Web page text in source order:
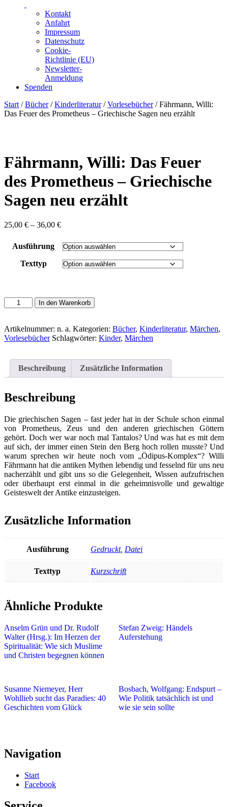
Kontakt
Anfahrt
Impressum
Datenschutz
Cookie-
Richtlinie (EU)
Newsletter-
Anmeldung
Spenden
Skip
to
Start /Bücher/Kinderliteratur/Vorlesebücher/ Fährmann, Willi:
Das Feuer des Prometheus – Griechische Sagen neu erzählt
Fährmann, Willi: Das Feuer
des Prometheus – Griechische
Sagen neu erzählt
25,00 € – 36,00 €Preisspanne:
bis
36,00 €
Ausführung
Texttyp
Fährmann,
Willi:
Feuer
des
Griechische
Sagen
erzählt
Menge
In den Warenkorb
Artikelnummer: n. a. Kategorien: Bücher, Kinderliteratur, Märchen,
Vorlesebücher Schlagwörter: Kinder, Märchen
Beschreibung Zusätzliche Information
Beschreibung
Die griechischen Sagen – fast jeder hat in der Schule schon einmal
von Prometheus, Zeus und den anderen griechischen Göttern
gehört. Doch wer war noch mal Tantalos? Und was hat es mit dem
auf sich, der immer einen Stein den Berg hoch rollen musste? Und
warum sprechen wir heute noch vom „Ödipus-Komplex“? Willi
Fährmann hat die antiken Mythen lebendig und fesselnd für uns neu
nacherzählt und gibt uns so die Gelegenheit, Wissen aufzufrischen
oder überhaupt erst einmal in die geheimnisvolle und gewaltige
Geisteswelt der Antike einzusteigen.
Zusätzliche Information
Ausführung Gedruckt, Datei
Texttyp Kurzschrift
Ähnliche Produkte
Anselm Grün und Dr. Rudolf
Walter (Hrsg.): Im Herzen der
Spiritualität: Wie sich Muslime
und Christen begegnen können
Stefan Zweig: Händels
Auferstehung
Susanne Niemeyer, Herr
Wohllieb sucht das Paradies: 40
Geschichten vom Glück
Bosbach, Wolfgang: Endspurt –
Wie Politik tatsächlich ist und
wie sie sein sollte
Navigation
Start
Facebook